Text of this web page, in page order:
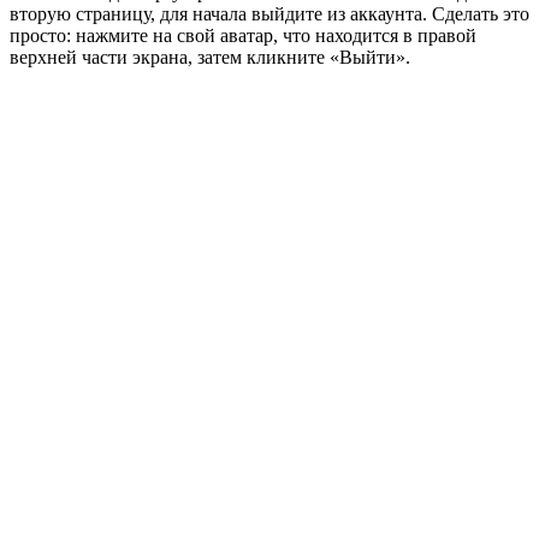
вторую страницу, для начала выйдите из аккаунта. Сделать это
просто: нажмите на свой аватар, что находится в правой
верхней части экрана, затем кликните «Выйти».